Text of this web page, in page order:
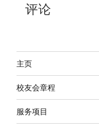
评论
主页
校友会章程
服务项目